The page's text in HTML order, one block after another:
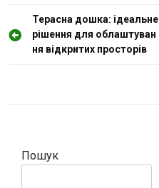
Н
а
Терасна дошка: ідеальне
рішення для облаштуван
ня відкритих просторів
Пошук